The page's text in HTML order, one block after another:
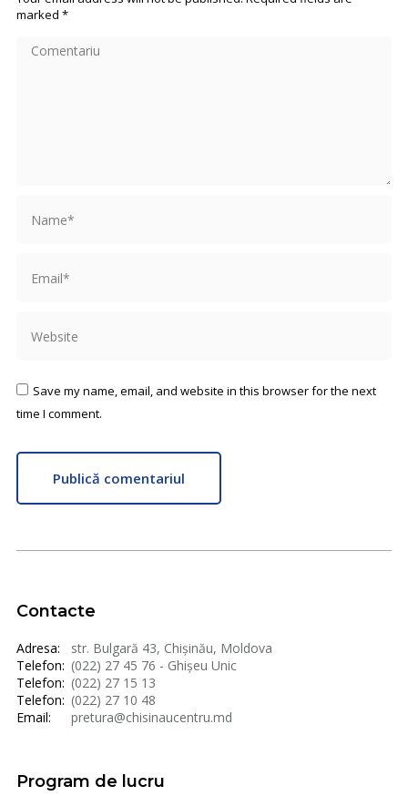
marked *
Comentariu
Save my name, email, and website in this browser for the next
time I comment.
Publică comentariul
Contacte
Adresa:
str. Bulgară 43, Chișinău, Moldova
Telefon: (022) 27 45 76 - Ghișeu Unic
Telefon: (022) 27 15 13
Telefon: (022) 27 10 48
Email:
pretura@chisinaucentru.md
Program de lucru